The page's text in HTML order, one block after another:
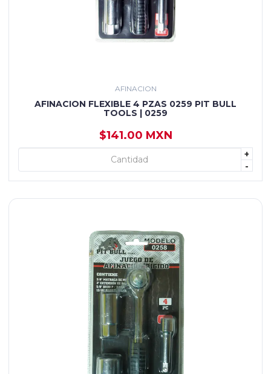
AFINACION
AFINACION FLEXIBLE 4 PZAS 0259 PIT BULL
TOOLS | 0259
$141.00 MXN
+
-
+ AGREGAR